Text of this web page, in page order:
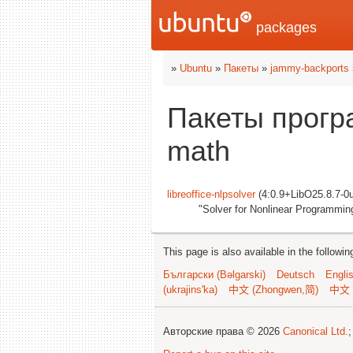
packages
» Ubuntu » Пакеты » jammy-backports
Пакеты
math
libreoffice-nlpsolver(4:0.9+LibO25.8.7-
"Solver for Nonlinear
This page is also available in the
Български (Bəlgarski)
Deutsch
(ukrajins'ka)
中文 (Zhongwen,简) 中文
Авторские права © 2026 Canonical Ltd.